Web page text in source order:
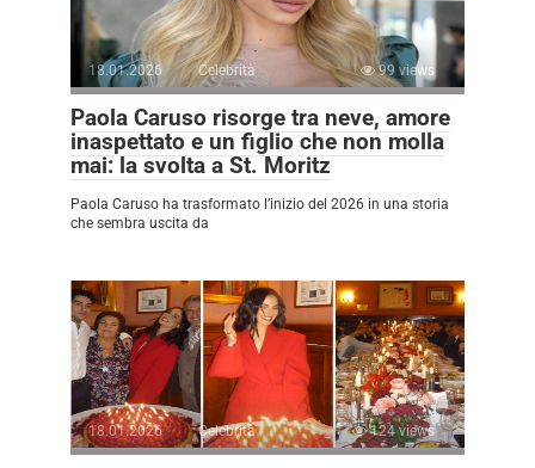
18.01.2026 Celebrità 99 views
Paola Caruso risorge tra neve, amore
inaspettato e un figlio che non molla
mai: la svolta a St. Moritz
Paola Caruso ha trasformato l’inizio del 2026 in una storia
che sembra uscita da
18.01.2026 Celebrità 124 views